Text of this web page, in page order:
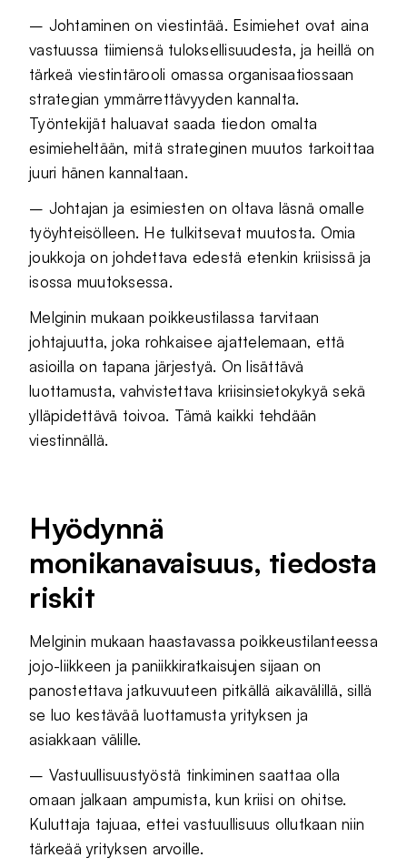
– Johtaminen on viestintää. Esimiehet ovat aina
vastuussa tiimiensä tuloksellisuudesta, ja heillä on
tärkeä viestintärooli omassa organisaatiossaan
strategian ymmärrettävyyden kannalta.
Työntekijät haluavat saada tiedon omalta
esimieheltään, mitä strateginen muutos tarkoittaa
juuri hänen kannaltaan.
– Johtajan ja esimiesten on oltava läsnä omalle
työyhteisölleen. He tulkitsevat muutosta. Omia
joukkoja on johdettava edestä etenkin kriisissä ja
isossa muutoksessa.
Melginin mukaan poikkeustilassa tarvitaan
johtajuutta, joka rohkaisee ajattelemaan, että
asioilla on tapana järjestyä. On lisättävä
luottamusta, vahvistettava kriisinsietokykyä sekä
ylläpidettävä toivoa. Tämä kaikki tehdään
viestinnällä.
Hyödynnä
monikanavaisuus, tiedosta
riskit
Melginin mukaan haastavassa poikkeustilanteessa
jojo-liikkeen ja paniikkiratkaisujen sijaan on
panostettava jatkuvuuteen pitkällä aikavälillä, sillä
se luo kestävää luottamusta yrityksen ja
asiakkaan välille.
– Vastuullisuustyöstä tinkiminen saattaa olla
omaan jalkaan ampumista, kun kriisi on ohitse.
Kuluttaja tajuaa, ettei vastuullisuus ollutkaan niin
tärkeää yrityksen arvoille.